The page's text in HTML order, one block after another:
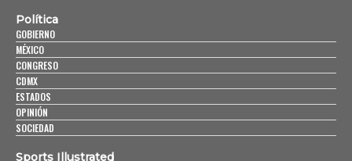
Política
GOBIERNO
MÉXICO
CONGRESO
CDMX
ESTADOS
OPINIÓN
SOCIEDAD
Sports Illustrated